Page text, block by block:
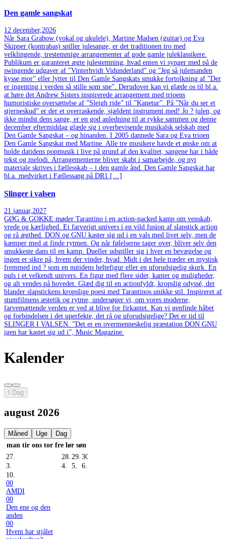
Den gamle sangskat
12 december,2026
Når Sara Grabow (vokal og ukulele), Martine Madsen (guitar) og Eva
Skipper (kontrabas) spiller julesange, er det traditionen tro med
velklingende, trestemmige arrangementer af gode gamle juleklassikere.
Publikum er garanteret ægte julestemning, hvad enten vi synger med på de
swingende udgaver af ”Vinterhvidt Vidunderland” og ”Jeg så julemanden
kysse mor” eller lytter til Den Gamle Sangskats smukke fortolkning af ”Der
er ingenting i verden så stille som sne”. Derudover kan vi glæde os til bl.a.
at høre det Andrew Sisters inspirerede arrangement med trioens
humoristiske oversættelse af ”Sleigh ride” til ”Kanetur”. På ”Når du ser et
stjerneskud” er der et overraskende, sjældent instrument med! Jo ? julen, og
ikke mindst dens sange, er en god anledning til at rykke sammen og denne
december eftermiddag glæde sig i overbevisende musikalsk selskab med
Den Gamle Sangskat – og hinanden. I 2005 dannede Sara og Eva trioen
Den Gamle Sangskat med Martine. Alle tre musikere havde et ønske om at
holde datidens popmusik i live på grund af den kvalitet, sangene har i både
tekst og melodi. Arrangementerne bliver skabt i samarbejde, og nyt
materiale skrives i fællesskab – i den gamle ånd. Den Gamle Sangskat har
bl.a. medvirket i Fællessang på DR1 […]
Slinger i valsen
21 januar,2027
GØG & GOKKE møder Tarantino i en action-packed kamp om venskab,
vrede og kærlighed. Et farverigt univers i en vild fusion af slapstick action
og rå ægthed. DON og GNU kaster sig ud i en vals med livet selv, men de
kæmper med at finde rytmen. Og når følelserne tager over, bliver selv den
smukkeste dans til en kamp. Dueller udspiller sig i hver en bevægelse og
ingen er sikre på, hvem der vinder, hvad. Midt i det hele træder en mystisk
fremmed ind ? som en nutidens heltefigur eller en uforudsigelig skurk. En
puls i et velkendt univers. En figur med flere sider, kanter og muligheder,
og alt vendes på hovedet. Glæd dig til en actionfyldt, kropslig odyssé, der
blander slapstickens kropslige poesi med Tarantinos unikke stil. Inspireret af
stumfilmens æstetik og rytme, undersøger vi, om vores moderne,
farvemættende verden er ved at blive for firkantet. Kan vi genfinde håbet
og forbindelsen i det uperfekte, det rå og uforudsigelige? Det er tid til
SLINGER I VALSEN. ”Det er en overmenneskelig præstation DON GNU
igen har kastet sig ud i”, Music Magazine.
Kalender
I Dag
august 2026
Måned Uge
Dag
man tir ons tor fre lør søn
27.
28. 29. 30.
3.
4. 5. 6.
10.
00
AMDI
00
Den ene og den
anden
00
Hvem har stjålet